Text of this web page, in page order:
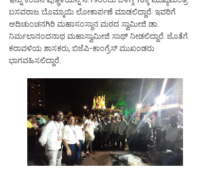
ಬಸವರಾಜ ಬೊಮ್ಮಾಯಿ ಲೋಕಾರ್ಪಣೆ ಮಾಡಲಿದ್ದಾರೆ. ಇವರಿಗೆ
ಆದಿಚುಂಚನಗಿರಿ ಮಹಾಸಂಸ್ಥಾನ ಮಠದ ಸ್ವಾಮೀಜಿ ಡಾ.
ನಿರ್ಮಲಾನಂದನಾಥ ಮಹಾಸ್ವಾಮೀಜಿ ಸಾಥ್ ನೀಡಲಿದ್ದಾರೆ. ಜೊತೆಗೆ
ಕರಾವಳಿಯ ಶಾಸಕರು, ಬಿಜೆಪಿ-ಕಾಂಗ್ರೆಸ್ ಮುಖಂಡರು
ಭಾಗವಹಿಸಲಿದ್ದಾರೆ.